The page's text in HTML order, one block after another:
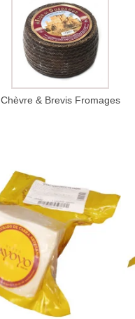
Chèvre & Brevis Fromages